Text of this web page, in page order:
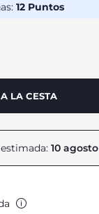
12 Puntos
LA CESTA
10 agosto